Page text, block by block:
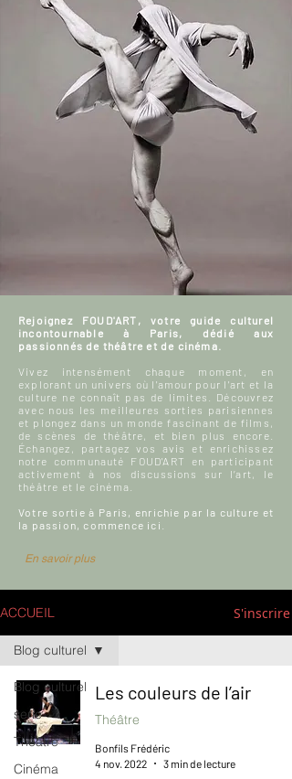
Rejoignez FOUD'ART, votre guide culturel
incontournable à Paris, dédié aux
passionnés de théâtre et de cinéma.
Vivez intensément chaque moment, en
explorant un univers où l'amour pour l'art et la
culture ne connaît pas de limites. Découvrez
avec nous les meilleures sorties parisiennes
et plongez dans un monde fascinant de films,
de scènes de théâtre, et bien plus encore.
Échangez, partagez vos avis et enrichissez
notre communauté FOUD'ART en participant
activement à nos discussions sur l’art, le
théâtre et le cinéma.
Votre sortie à Paris, enrichie par la culture et
la passion, commence ici.
En savoir plus
ACCUEIL S'inscrire
Blog culturel
serie
Théâtre
Cinéma
Blog culturel
Les couleurs de l’air
Théâtre
Bonfils Frédéric
4 nov. 2022
3 min de lecture